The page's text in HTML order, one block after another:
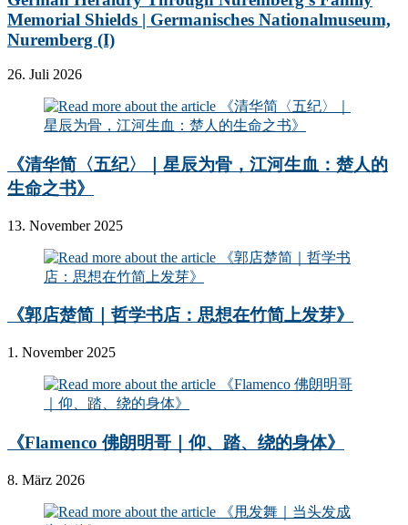
Memorial Shields | Germanisches Nationalmuseum,
Nuremberg (I)
26. Juli 2026
《清华简〈五纪〉｜星辰为骨，江河生血：楚人的
生命之书》
13. November 2025
《郭店楚简｜哲学书店：思想在竹简上发芽》
1. November 2025
《Flamenco 佛朗明哥｜仰、踏、绕的身体》
8. März 2026